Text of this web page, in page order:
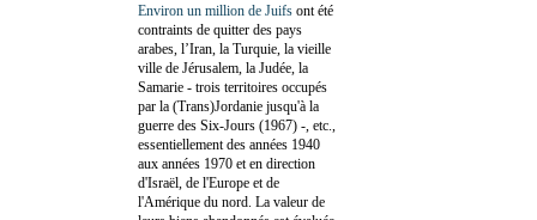
Environ un million de Juifs ont été
contraints de quitter des pays
arabes, l’Iran, la Turquie, la vieille
ville de Jérusalem, la Judée, la
Samarie - trois territoires occupés
par la (Trans)Jordanie jusqu'à la
guerre des Six-Jours (1967) -, etc.,
essentiellement des années 1940
aux années 1970 et en direction
d'Israël, de l'Europe et de
l'Amérique du nord. La valeur de